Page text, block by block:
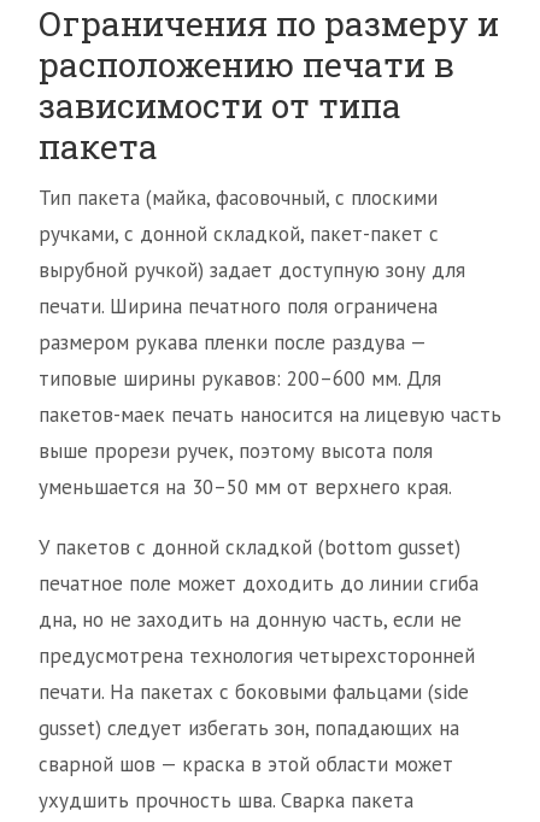
Ограничения по размеру и
расположению печати в
зависимости от типа
пакета
Тип пакета (майка, фасовочный, с плоскими
ручками, с донной складкой, пакет-пакет с
вырубной ручкой) задает доступную зону для
печати. Ширина печатного поля ограничена
размером рукава пленки после раздува —
типовые ширины рукавов: 200–600 мм. Для
пакетов-маек печать наносится на лицевую часть
выше прорези ручек, поэтому высота поля
уменьшается на 30–50 мм от верхнего края.
У пакетов с донной складкой (bottom gusset)
печатное поле может доходить до линии сгиба
дна, но не заходить на донную часть, если не
предусмотрена технология четырехсторонней
печати. На пакетах с боковыми фальцами (side
gusset) следует избегать зон, попадающих на
сварной шов — краска в этой области может
ухудшить прочность шва. Сварка пакета